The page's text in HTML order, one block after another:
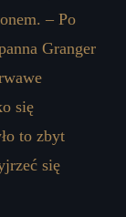
– Po
Granger
się
to zbyt
się